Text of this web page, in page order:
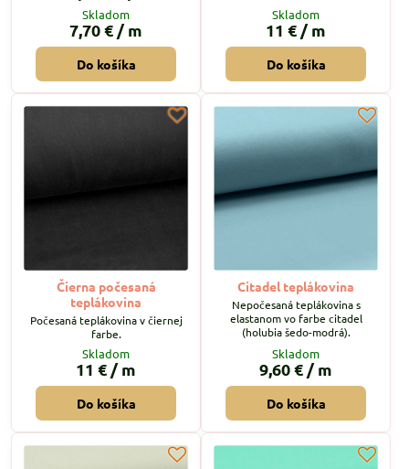
Skladom
7,70 € / m
Do košíka
Skladom
11 € / m
Do košíka
Čierna počesaná
teplákovina
Počesaná teplákovina v čiernej
farbe.
Skladom
11 € / m
Do košíka
Citadel teplákovina
Nepočesaná teplákovina s
elastanom vo farbe citadel
(holubia šedo-modrá).
Skladom
9,60 € / m
Do košíka